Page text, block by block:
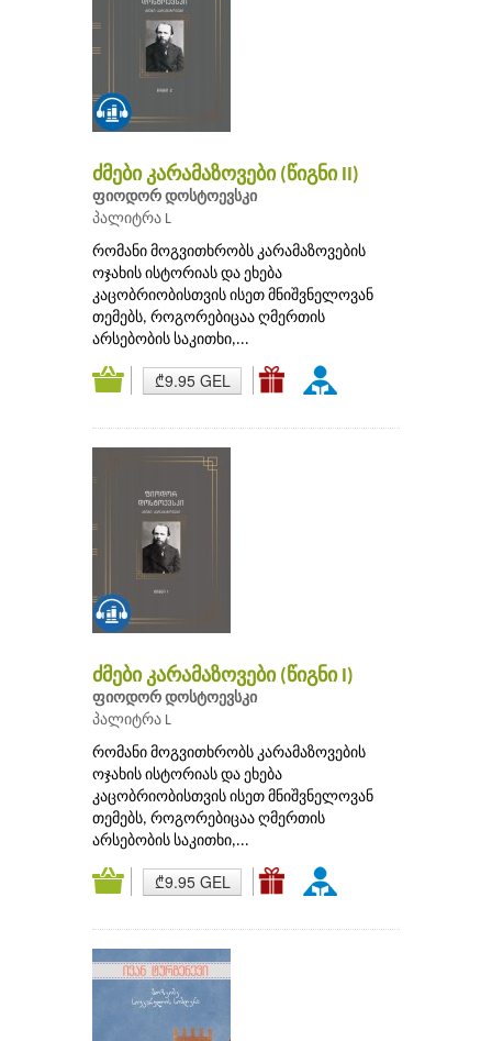
ძმები კარამაზოვები (წიგნი II)
ფიოდორ დოსტოევსკი
პალიტრა L
რომანი მოგვითხრობს კარამაზოვების
ოჯახის ისტორიას და ეხება
კაცობრიობისთვის ისეთ მნიშვნელოვან
თემებს, როგორებიცაა ღმერთის
არსებობის საკითხი,...
₾9.95 GEL
ძმები კარამაზოვები (წიგნი I)
ფიოდორ დოსტოევსკი
პალიტრა L
რომანი მოგვითხრობს კარამაზოვების
ოჯახის ისტორიას და ეხება
კაცობრიობისთვის ისეთ მნიშვნელოვან
თემებს, როგორებიცაა ღმერთის
არსებობის საკითხი,...
₾9.95 GEL